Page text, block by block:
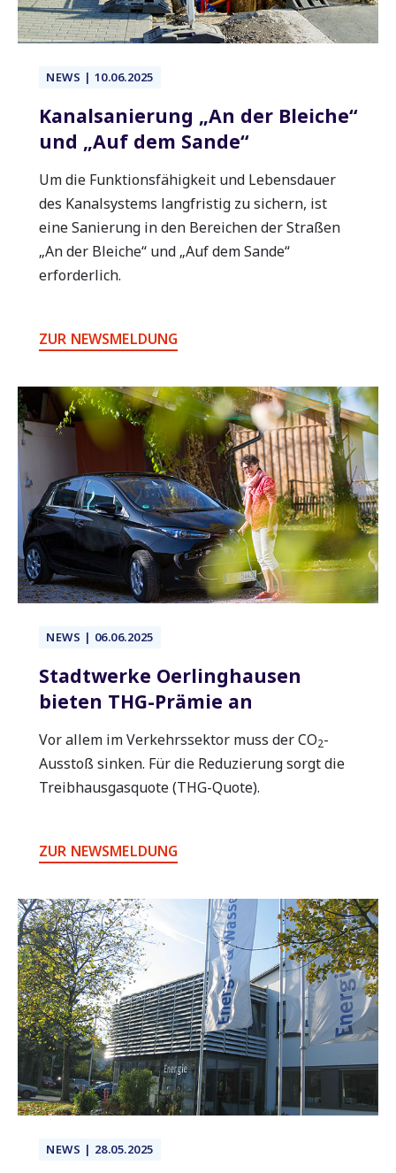
NEWS | 10.06.2025
Kanalsanierung „An der Bleiche“
und „Auf dem Sande“
Um die Funktionsfähigkeit und Lebensdauer
des Kanalsystems langfristig zu sichern, ist
eine Sanierung in den Bereichen der Straßen
„An der Bleiche“ und „Auf dem Sande“
erforderlich.
ZUR NEWSMELDUNG
NEWS | 06.06.2025
Stadtwerke Oerlinghausen
bieten THG-Prämie an
Vor allem im Verkehrssektor muss der CO2-
Ausstoß sinken. Für die Reduzierung sorgt die
Treibhausgasquote (THG-Quote).
ZUR NEWSMELDUNG
NEWS | 28.05.2025